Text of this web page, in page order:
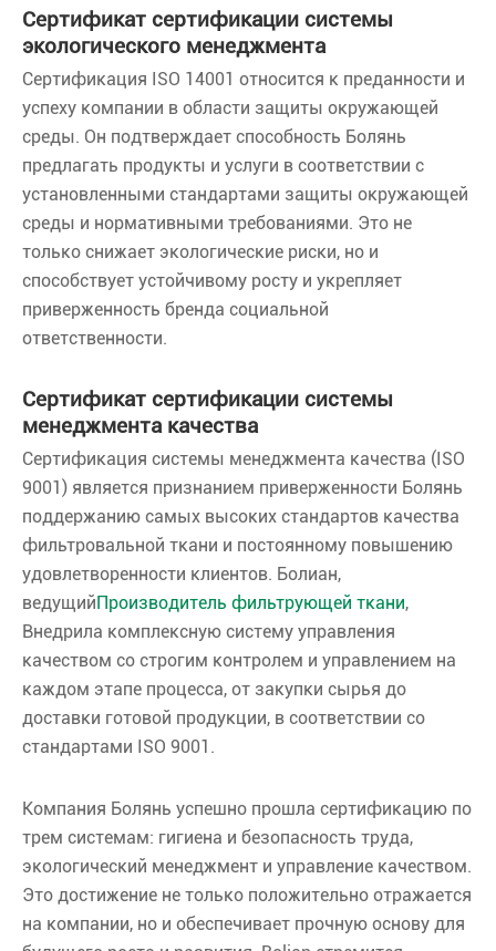
Сертификат сертификации системы
экологического менеджмента
Сертификация ISO 14001 относится к преданности и
успеху компании в области защиты окружающей
среды. Он подтверждает способность Болянь
предлагать продукты и услуги в соответствии с
установленными стандартами защиты окружающей
среды и нормативными требованиями. Это не
только снижает экологические риски, но и
способствует устойчивому росту и укрепляет
приверженность бренда социальной
ответственности.
Сертификат сертификации системы
менеджмента качества
Сертификация системы менеджмента качества (ISO
9001) является признанием приверженности Болянь
поддержанию самых высоких стандартов качества
фильтровальной ткани и постоянному повышению
удовлетворенности клиентов. Болиан,
ведущийПроизводитель фильтрующей ткани,
Внедрила комплексную систему управления
качеством со строгим контролем и управлением на
каждом этапе процесса, от закупки сырья до
доставки готовой продукции, в соответствии со
стандартами ISO 9001.
Компания Болянь успешно прошла сертификацию по
трем системам: гигиена и безопасность труда,
экологический менеджмент и управление качеством.
Это достижение не только положительно отражается
на компании, но и обеспечивает прочную основу для